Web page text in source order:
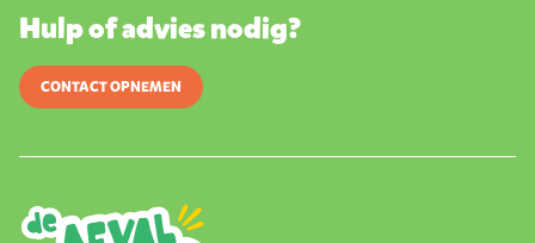
Hulp of advies nodig?
CONTACT OPNEMEN